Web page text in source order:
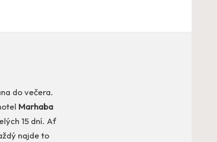
do večera.
Marhaba
15 dní. Ať
najde to